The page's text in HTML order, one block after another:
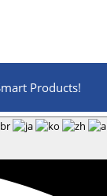
Products!